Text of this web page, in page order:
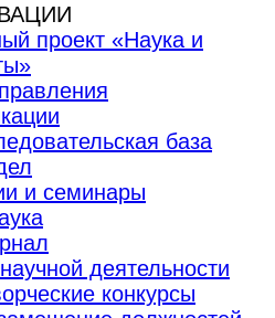
проект «Наука и
база
и семинары
деятельности
конкурсы